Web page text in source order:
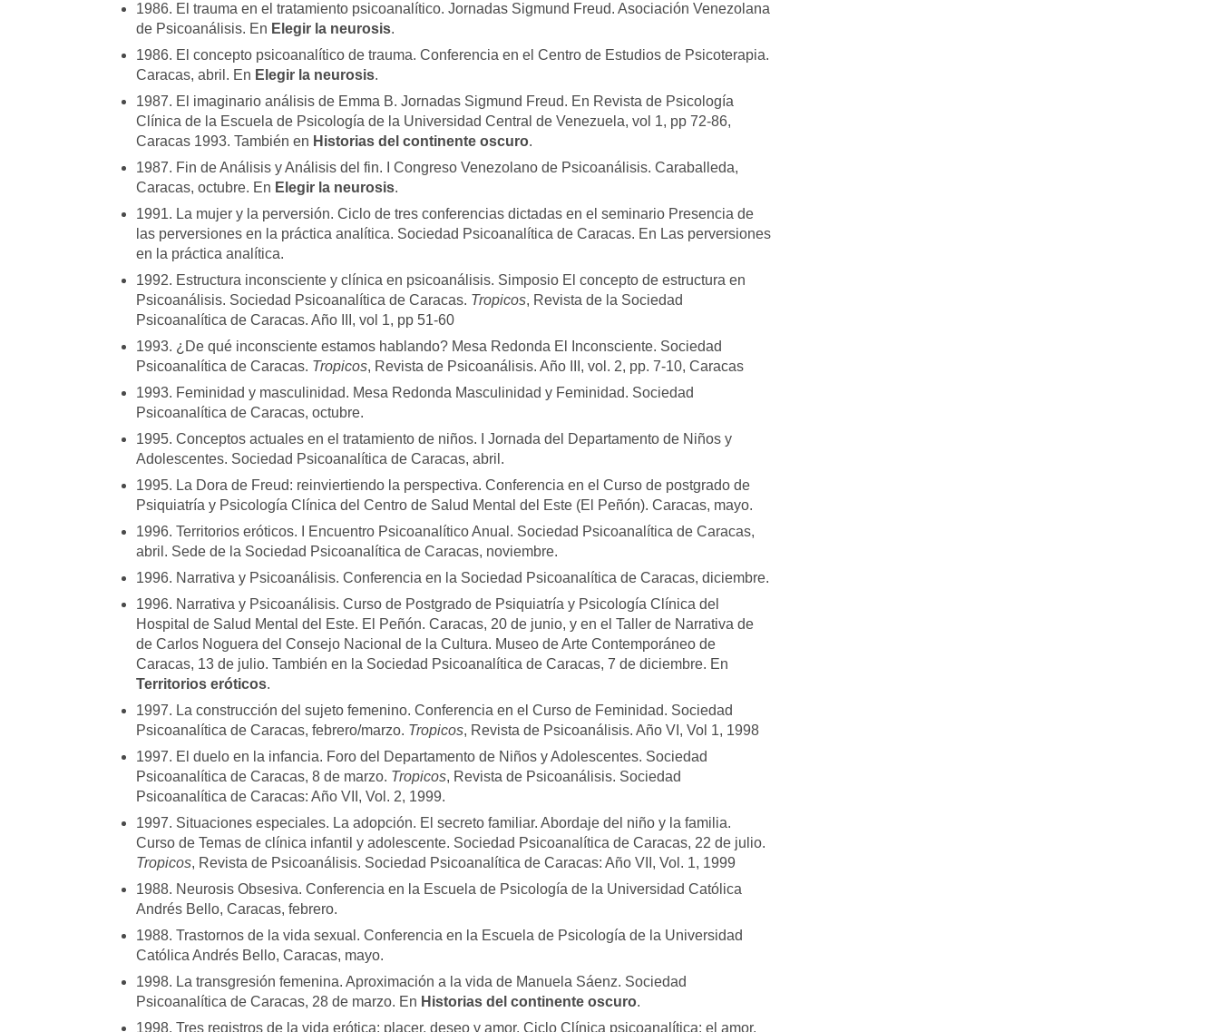
1986. El trauma en el tratamiento psicoanalítico. Jornadas Sigmund Freud. Asociación Venezolana
de Psicoanálisis. En Elegir la neurosis.
1986. El concepto psicoanalítico de trauma. Conferencia en el Centro de Estudios de Psicoterapia.
Caracas, abril. En Elegir la neurosis.
1987. El imaginario análisis de Emma B. Jornadas Sigmund Freud. En Revista de Psicología
Clínica de la Escuela de Psicología de la Universidad Central de Venezuela, vol 1, pp 72-86,
Caracas 1993. También en Historias del continente oscuro.
1987. Fin de Análisis y Análisis del fin. I Congreso Venezolano de Psicoanálisis. Caraballeda,
Caracas, octubre. En Elegir la neurosis.
1991. La mujer y la perversión. Ciclo de tres conferencias dictadas en el seminario Presencia de
las perversiones en la práctica analítica. Sociedad Psicoanalítica de Caracas. En Las perversiones
en la práctica analítica.
1992. Estructura inconsciente y clínica en psicoanálisis. Simposio El concepto de estructura en
Psicoanálisis. Sociedad Psicoanalítica de Caracas. Tropicos, Revista de la Sociedad
Psicoanalítica de Caracas. Año III, vol 1, pp 51-60
1993. ¿De qué inconsciente estamos hablando? Mesa Redonda El Inconsciente. Sociedad
Psicoanalítica de Caracas. Tropicos, Revista de Psicoanálisis. Año III, vol. 2, pp. 7-10, Caracas
1993. Feminidad y masculinidad. Mesa Redonda Masculinidad y Feminidad. Sociedad
Psicoanalítica de Caracas, octubre.
1995. Conceptos actuales en el tratamiento de niños. I Jornada del Departamento de Niños y
Adolescentes. Sociedad Psicoanalítica de Caracas, abril.
1995. La Dora de Freud: reinviertiendo la perspectiva. Conferencia en el Curso de postgrado de
Psiquiatría y Psicología Clínica del Centro de Salud Mental del Este (El Peñón). Caracas, mayo.
1996. Territorios eróticos. I Encuentro Psicoanalítico Anual. Sociedad Psicoanalítica de Caracas,
abril. Sede de la Sociedad Psicoanalítica de Caracas, noviembre.
1996. Narrativa y Psicoanálisis. Conferencia en la Sociedad Psicoanalítica de Caracas, diciembre.
1996. Narrativa y Psicoanálisis. Curso de Postgrado de Psiquiatría y Psicología Clínica del
Hospital de Salud Mental del Este. El Peñón. Caracas, 20 de junio, y en el Taller de Narrativa de
de Carlos Noguera del Consejo Nacional de la Cultura. Museo de Arte Contemporáneo de
Caracas, 13 de julio. También en la Sociedad Psicoanalítica de Caracas, 7 de diciembre. En
Territorios eróticos.
1997. La construcción del sujeto femenino. Conferencia en el Curso de Feminidad. Sociedad
Psicoanalítica de Caracas, febrero/marzo. Tropicos, Revista de Psicoanálisis. Año VI, Vol 1, 1998
1997. El duelo en la infancia. Foro del Departamento de Niños y Adolescentes. Sociedad
Psicoanalítica de Caracas, 8 de marzo. Tropicos, Revista de Psicoanálisis. Sociedad
Psicoanalítica de Caracas: Año VII, Vol. 2, 1999.
1997. Situaciones especiales. La adopción. El secreto familiar. Abordaje del niño y la familia.
Curso de Temas de clínica infantil y adolescente. Sociedad Psicoanalítica de Caracas, 22 de julio.
Tropicos, Revista de Psicoanálisis. Sociedad Psicoanalítica de Caracas: Año VII, Vol. 1, 1999
1988. Neurosis Obsesiva. Conferencia en la Escuela de Psicología de la Universidad Católica
Andrés Bello, Caracas, febrero.
1988. Trastornos de la vida sexual. Conferencia en la Escuela de Psicología de la Universidad
Católica Andrés Bello, Caracas, mayo.
1998. La transgresión femenina. Aproximación a la vida de Manuela Sáenz. Sociedad
Psicoanalítica de Caracas, 28 de marzo. En Historias del continente oscuro.
1998. Tres registros de la vida erótica: placer, deseo y amor. Ciclo Clínica psicoanalítica: el amor.